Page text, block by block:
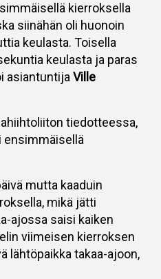
kierroksella
siinähän oli huonoin
keulasta. Toisella
keulasta ja paras
asiantuntija Ville
tiedotteessa,
ensimmäisellä
mutta kaaduin
mikä jätti
ajossa saisi kaiken
viimeisen kierroksen
lähtöpaikka takaa-ajoon,